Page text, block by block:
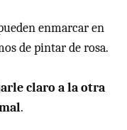
enmarcar en
de pintar de rosa.
claro a la otra
.